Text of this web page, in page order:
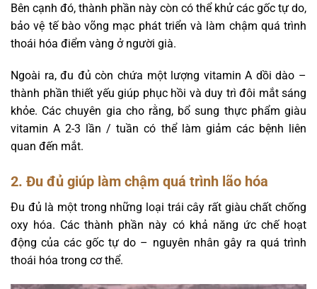
Bên cạnh đó, thành phần này còn có thể khử các gốc tự do,
bảo vệ tế bào võng mạc phát triển và làm chậm quá trình
thoái hóa điểm vàng ở người già.
Ngoài ra, đu đủ còn chứa một lượng vitamin A dồi dào –
thành phần thiết yếu giúp phục hồi và duy trì đôi mắt sáng
khỏe. Các chuyên gia cho rằng, bổ sung thực phẩm giàu
vitamin A 2-3 lần / tuần có thể làm giảm các bệnh liên
quan đến mắt.
2. Đu đủ giúp làm chậm quá trình lão hóa
Đu đủ là một trong những loại trái cây rất giàu chất chống
oxy hóa. Các thành phần này có khả năng ức chế hoạt
động của các gốc tự do – nguyên nhân gây ra quá trình
thoái hóa trong cơ thể.